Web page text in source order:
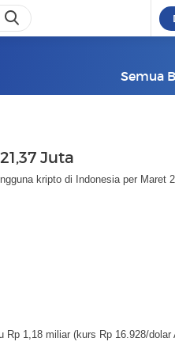
Semua
Juta
kripto di Indonesia per Maret
Rp 1,18 miliar (kurs Rp 16.928/dolar